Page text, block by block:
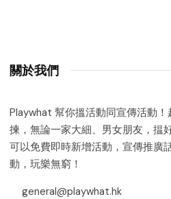
關於我們
Playwhat 幫你搵活動同宣傳活動
揀，無論一家大細、男女朋友，揾
可以免費即時新增活動，宣傳推廣
動，玩樂無窮！
general@playwhat.hk